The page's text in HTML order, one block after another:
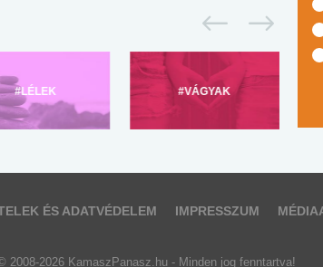
#LÉLEK #VÁGYAK
ÉS ADATVÉDELEM IMPRESSZUM
2008-2026 KamaszPanasz.hu - Minden jog fenntartva!